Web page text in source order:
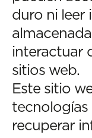
duro ni leer
interactuar
sitios web.
Este sitio
tecnologías
recuperar